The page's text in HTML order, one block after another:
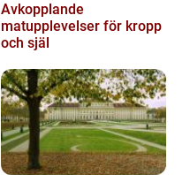
Avkopplande
matupplevelser för kropp
och själ